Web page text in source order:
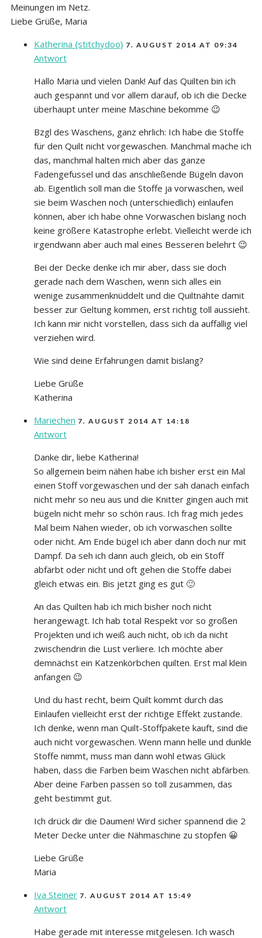
Meinungen im Netz.
Liebe Grüße, Maria
Katherina {stitchydoo} 7. AUGUST 2014 AT 09:34
Antwort
Hallo Maria und vielen Dank! Auf das Quilten bin ich
auch gespannt und vor allem darauf, ob ich die Decke
überhaupt unter meine Maschine bekomme 😉
Bzgl des Waschens, ganz ehrlich: Ich habe die Stoffe
für den Quilt nicht vorgewaschen. Manchmal mache ich
das, manchmal halten mich aber das ganze
Fadengefussel und das anschließende Bügeln davon
ab. Eigentlich soll man die Stoffe ja vorwaschen, weil
sie beim Waschen noch (unterschiedlich) einlaufen
können, aber ich habe ohne Vorwaschen bislang noch
keine größere Katastrophe erlebt. Vielleicht werde ich
irgendwann aber auch mal eines Besseren belehrt 😉
Bei der Decke denke ich mir aber, dass sie doch
gerade nach dem Waschen, wenn sich alles ein
wenige zusammenknüddelt und die Quiltnähte damit
besser zur Geltung kommen, erst richtig toll aussieht.
Ich kann mir nicht vorstellen, dass sich da auffällig viel
verziehen wird.
Wie sind deine Erfahrungen damit bislang?
Liebe Grüße
Katherina
Mariechen 7. AUGUST 2014 AT 14:18
Antwort
Danke dir, liebe Katherina!
So allgemein beim nähen habe ich bisher erst ein Mal
einen Stoff vorgewaschen und der sah danach einfach
nicht mehr so neu aus und die Knitter gingen auch mit
bügeln nicht mehr so schön raus. Ich frag mich jedes
Mal beim Nähen wieder, ob ich vorwaschen sollte
oder nicht. Am Ende bügel ich aber dann doch nur mit
Dampf. Da seh ich dann auch gleich, ob ein Stoff
abfärbt oder nicht und oft gehen die Stoffe dabei
gleich etwas ein. Bis jetzt ging es gut 🙂
An das Quilten hab ich mich bisher noch nicht
herangewagt. Ich hab total Respekt vor so großen
Projekten und ich weiß auch nicht, ob ich da nicht
zwischendrin die Lust verliere. Ich möchte aber
demnächst ein Katzenkörbchen quilten. Erst mal klein
anfangen 😉
Und du hast recht, beim Quilt kommt durch das
Einlaufen vielleicht erst der richtige Effekt zustande.
Ich denke, wenn man Quilt-Stoffpakete kauft, sind die
auch nicht vorgewaschen. Wenn mann helle und dunkle
Stoffe nimmt, muss man dann wohl etwas Glück
haben, dass die Farben beim Waschen nicht abfärben.
Aber deine Farben passen so toll zusammen, das
geht bestimmt gut.
Ich drück dir die Daumen! Wird sicher spannend die 2
Meter Decke unter die Nähmaschine zu stopfen 😀
Liebe Grüße
Maria
Iva Steiner 7. AUGUST 2014 AT 15:49
Antwort
Habe gerade mit interesse mitgelesen. Ich wasch